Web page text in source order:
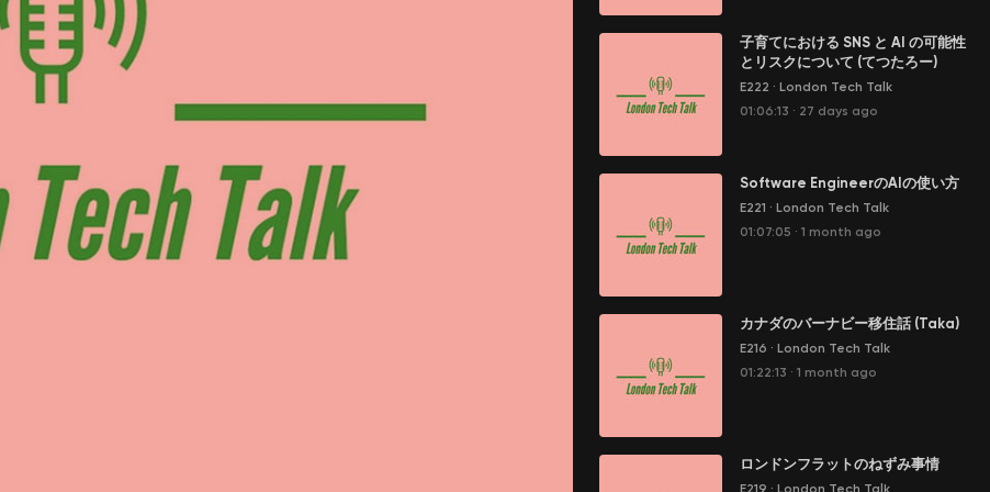
子育てにおける SNS と AI の可能性
とリスクについて (てつたろー)
E222 · London Tech Talk
01:06:13 · 27 days ago
Software EngineerのAIの使い方
E221 · London Tech Talk
01:07:05 · 1 month ago
カナダのバーナビー移住話 (Taka)
E216 · London Tech Talk
01:22:13 · 1 month ago
ロンドンフラットのねずみ事情
E219 · London Tech Talk